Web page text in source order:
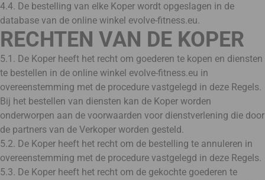
4.4. De bestelling van elke Koper wordt opgeslagen in de
database van de online winkel evolve-fitness.eu.
RECHTEN VAN DE KOPER
5.1. De Koper heeft het recht om goederen te kopen en diensten
te bestellen in de online winkel evolve-fitness.eu in
overeenstemming met de procedure vastgelegd in deze Regels.
Bij het bestellen van diensten kan de Koper worden
onderworpen aan de voorwaarden voor dienstverlening die door
de partners van de Verkoper worden gesteld.
5.2. De Koper heeft het recht om de bestelling te annuleren in
overeenstemming met de procedure vastgelegd in deze Regels.
5.3. De Koper heeft het recht om de gekochte goederen te